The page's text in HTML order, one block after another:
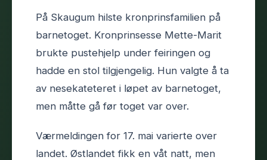
På Skaugum hilste kronprinsfamilien på
barnetoget. Kronprinsesse Mette-Marit
brukte pustehjelp under feiringen og
hadde en stol tilgjengelig. Hun valgte å ta
av nesekateteret i løpet av barnetoget,
men måtte gå før toget var over.
Værmeldingen for 17. mai varierte over
landet. Østlandet fikk en våt natt, men